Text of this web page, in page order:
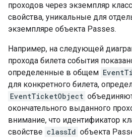
проходов через экземпляр
свойства, уникальные для
экземпляре объекта Passes.
Например, на следующей
прохода билета события
определенные в общем
для конкретного билета,
EventTicketObject
окончательного выданного
внимание, что идентификатор
свойстве classId объекта